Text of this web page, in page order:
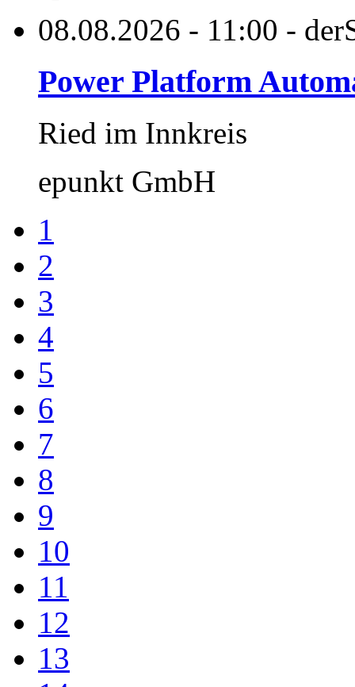
08.08.2026 - 11:00 -
Power Platform
Ried im Innkreis
epunkt GmbH
1
2
3
4
5
6
7
8
9
10
11
12
13